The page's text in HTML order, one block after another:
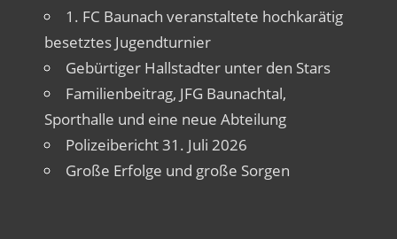
1. FC Baunach veranstaltete hochkarätig
besetztes Jugendturnier
Gebürtiger Hallstadter unter den Stars
Familienbeitrag, JFG Baunachtal,
Sporthalle und eine neue Abteilung
Polizeibericht 31. Juli 2026
Große Erfolge und große Sorgen